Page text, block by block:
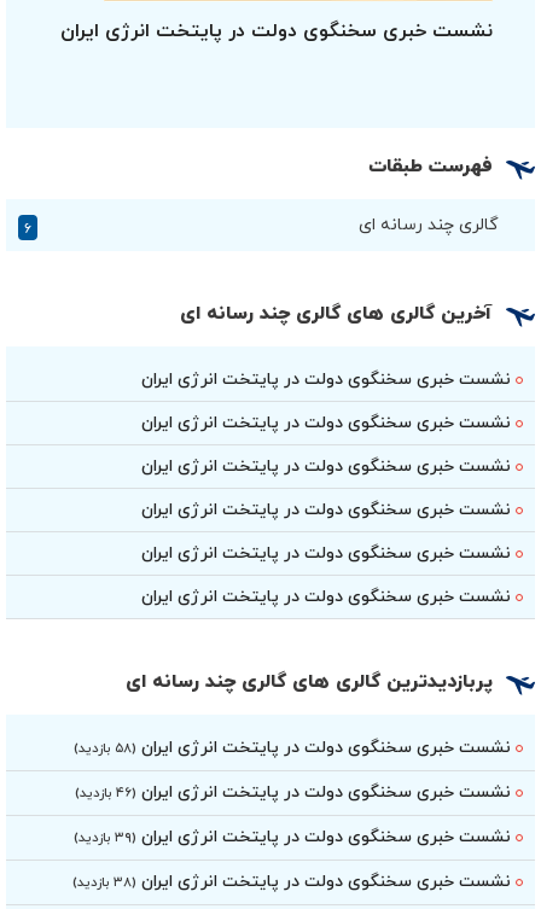
نشست خبری سخنگوی دولت در پایتخت انرژی ایران
فهرست طبقات
گالری چند رسانه ای ۶
آخرین گالری های گالری چند رسانه ای
نشست خبری سخنگوی دولت در پایتخت انرژی ایران
نشست خبری سخنگوی دولت در پایتخت انرژی ایران
نشست خبری سخنگوی دولت در پایتخت انرژی ایران
نشست خبری سخنگوی دولت در پایتخت انرژی ایران
نشست خبری سخنگوی دولت در پایتخت انرژی ایران
نشست خبری سخنگوی دولت در پایتخت انرژی ایران
پربازدیدترین گالری های گالری چند رسانه ای
نشست خبری سخنگوی دولت در پایتخت انرژی ایران (۵۸ بازدید)
نشست خبری سخنگوی دولت در پایتخت انرژی ایران (۴۶ بازدید)
نشست خبری سخنگوی دولت در پایتخت انرژی ایران (۳۹ بازدید)
نشست خبری سخنگوی دولت در پایتخت انرژی ایران (۳۸ بازدید)